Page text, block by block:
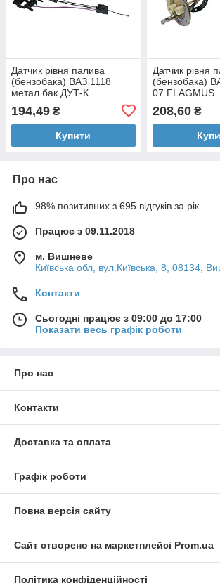
Датчик рівня палива
(бензобака) ВАЗ 1118
метал бак ДУТ-К
194,49 ₴
Купити
Датчик рівня
(бензобака)
07 FLAGMUS
208,60₴
Про нас
98% позитивних з 695 відгуків за рік
Працює з 09.11.2018
м. Вишневе
Київська обл, вул.Київська, 8, 08134,
Контакти
Сьогодні працює з 09:00 до 17:00
Показати весь графік роботи
Про нас
Контакти
Доставка та оплата
Графік роботи
Повна версія сайту
Сайт створено на маркетплейсі Prom.ua
Політика конфіденційності